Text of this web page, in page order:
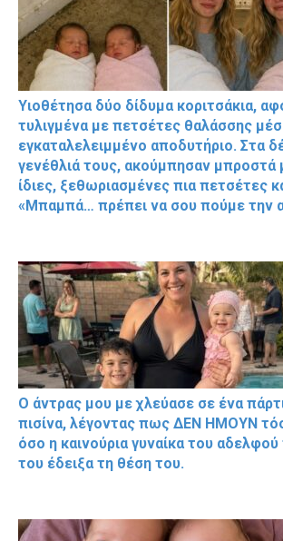
Υιοθέτησα δύο δίδυμα κοριτσάκια,
τυλιγμένα με πετσέτες θαλάσσης
εγκαταλελειμμένο αποδυτήριο. Στα
γενέθλιά τους, ακούμπησαν μπροστά
ίδιες, ξεθωριασμένες πια πετσέτες
«Μπαμπά… πρέπει να σου πούμε την
Ο άντρας μου με χλεύασε σε ένα
πισίνα, λέγοντας πως ΔΕΝ ΗΜΟΥΝ
όσο η καινούρια γυναίκα του αδελφού
του έδειξα τη θέση του.